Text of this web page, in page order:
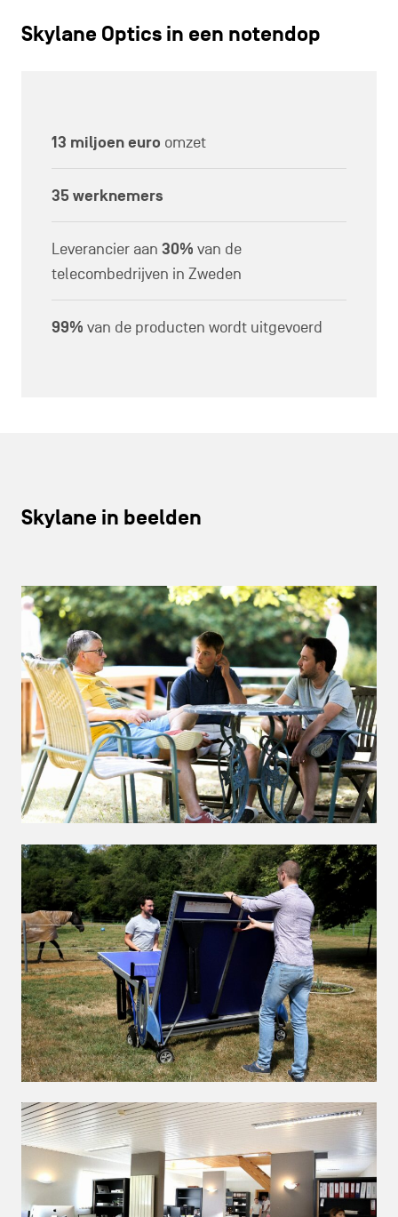
Skylane Optics in een notendop
13 miljoen euro omzet
35 werknemers
Leverancier aan30% van de
telecombedrijven in Zweden
99% van de producten wordt uitgevoerd
Skylane in beelden